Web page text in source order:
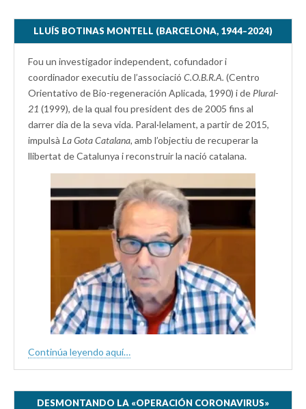
LLUÍS BOTINAS MONTELL (BARCELONA, 1944–2024)
Fou un investigador independent, cofundador i
coordinador executiu de l’associació C.O.B.R.A. (Centro
Orientativo de Bio-regeneración Aplicada, 1990) i de Plural-
21 (1999), de la qual fou president des de 2005 fins al
darrer dia de la seva vida. Paral·lelament, a partir de 2015,
impulsà La Gota Catalana, amb l’objectiu de recuperar la
llibertat de Catalunya i reconstruir la nació catalana.
Continúa leyendo aquí…
DESMONTANDO LA «OPERACIÓN CORONAVIRUS»